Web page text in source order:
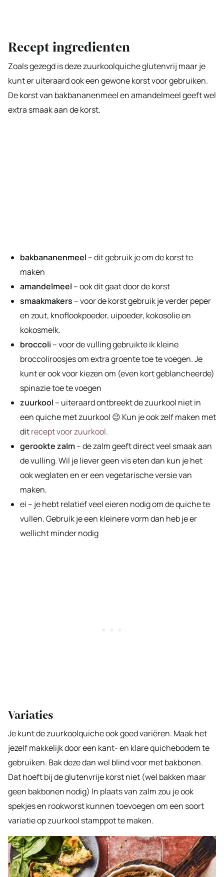
Recept ingredienten
Zoals gezegd is deze zuurkoolquiche glutenvrij maar je
kunt er uiteraard ook een gewone korst voor gebruiken.
De korst van bakbananenmeel en amandelmeel geeft wel
extra smaak aan de korst.
bakbananenmeel – dit gebruik je om de korst te
maken
amandelmeel – ook dit gaat door de korst
smaakmakers – voor de korst gebruik je verder peper
en zout, knoflookpoeder, uipoeder, kokosolie en
kokosmelk.
broccoli – voor de vulling gebruikte ik kleine
broccoliroosjes om extra groente toe te voegen. Je
kunt er ook voor kiezen om (even kort geblancheerde)
spinazie toe te voegen
zuurkool – uiteraard ontbreekt de zuurkool niet in
een quiche met zuurkool 😉 Kun je ook zelf maken met
ditrecept voor zuurkool.
gerookte zalm– de zalm geeft direct veel smaak aan
de vulling. Wil je liever geen vis eten dan kun je het
ook weglaten en er een vegetarische versie van
maken.
ei – je hebt relatief veel eieren nodig om de quiche te
vullen. Gebruik je een kleinere vorm dan heb je er
wellicht minder nodig
Variaties
Je kunt de zuurkoolquiche ook goed variëren. Maak het
jezelf makkelijk door een kant- en klare quichebodem te
gebruiken. Bak deze dan wel blind voor met bakbonen.
Dat hoeft bij de glutenvrije korst niet (wel bakken maar
geen bakbonen nodig) In plaats van zalm zou je ook
spekjes en rookworst kunnen toevoegen om een soort
variatie op zuurkool stamppot te maken.